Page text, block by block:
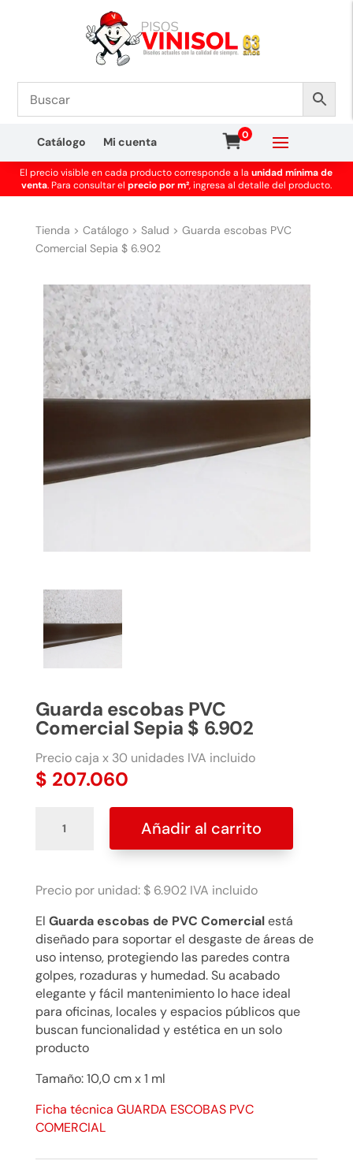
Catálogo Mi cuenta
0
El precio visible en cada producto corresponde a launidad mínima de
venta. Para consultar el precio por m², ingresa al detalle del producto.
Tienda > Catálogo> Salud > Guarda escobas PVC
Comercial Sepia $ 6.902
Guarda escobas PVC
Comercial Sepia $ 6.902
Precio caja x 30 unidades IVA incluido
$ 207.060
escobas
Sepia
6.902
cantidad
Añadir al carrito
Precio por unidad: $ 6.902 IVA incluido
El Guarda escobas de PVC Comercialestá
diseñado para soportar el desgaste de áreas de
uso intenso, protegiendo las paredes contra
golpes, rozaduras y humedad. Su acabado
elegante y fácil mantenimiento lo hace ideal
para oficinas, locales y espacios públicos que
buscan funcionalidad y estética en un solo
producto
Tamaño: 10,0 cm x 1 ml
Ficha técnica GUARDA ESCOBAS PVC
COMERCIAL